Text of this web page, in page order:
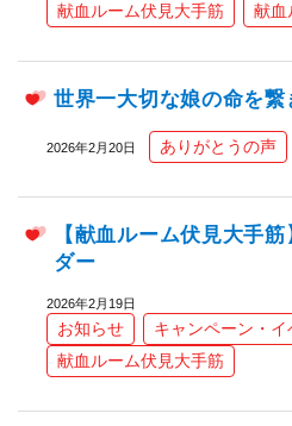
献血ルーム伏見大手筋
献血
世界一大切な娘の命を
2026年2月20日 ありがとうの声
【献血ルーム伏見大手
ダー
2026年2月19日
お知らせ キャンペーン・イ
献血ルーム伏見大手筋